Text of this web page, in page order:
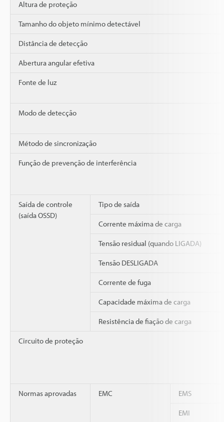
Altura de proteção
Tamanho do objeto mínimo detectável
Distância de detecção
Abertura angular efetiva
Fonte de luz
Modo de detecção
Método de sincronização
Função de prevenção de interferência
Saída de controle
(saída OSSD)
Tipo de saída
Corrente máxima de carga
Tensão residual (quando LIGADA)
Tensão DESLIGADA
Corrente de fuga
Capacidade máxima de carga
Resistência de fiação de carga
Circuito de proteção
Normas aprovadas EMC EMS
EMI